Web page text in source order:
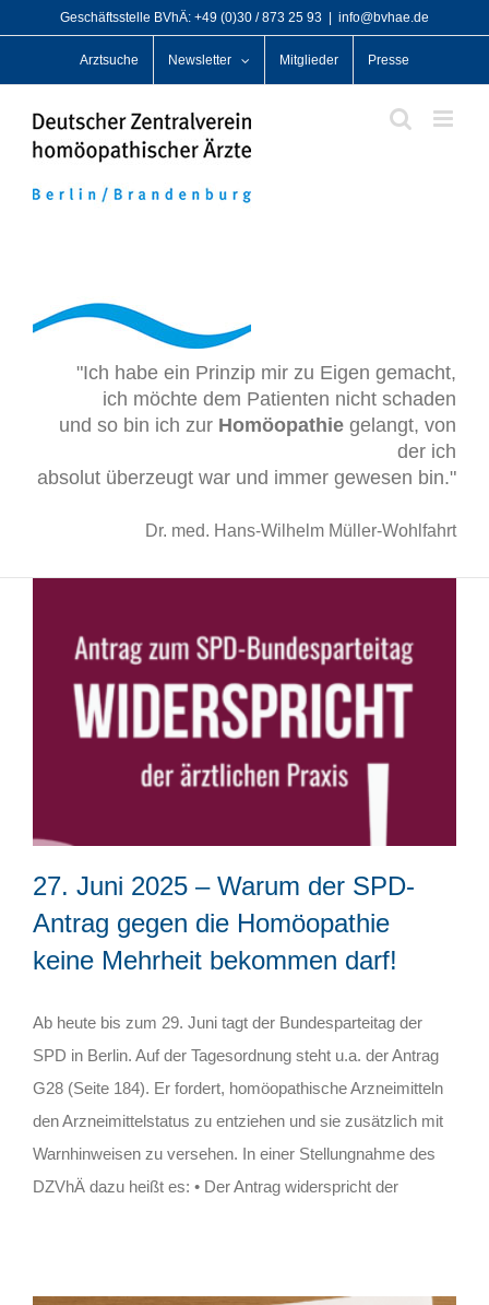
springen
Geschäftsstelle BVhÄ: +49 (0)30 / 873 25 93 info@bvhae.de
Arztsuche Newsletter Mitglieder Presse
"Ich habe ein Prinzip mir zu Eigen gemacht,
ich möchte dem Patienten nicht schaden
und so bin ich zur Homöopathie gelangt, von
der ich
absolut überzeugt war und immer gewesen bin."
Dr. med. Hans-Wilhelm Müller-Wohlfahrt
27. Juni 2025 – Warum der SPD-
Antrag gegen die Homöopathie
keine Mehrheit bekommen darf!
Ab heute bis zum 29. Juni tagt der Bundesparteitag der
SPD in Berlin. Auf der Tagesordnung steht u.a. der Antrag
G28 (Seite 184). Er fordert, homöopathische Arzneimitteln
den Arzneimittelstatus zu entziehen und sie zusätzlich mit
Warnhinweisen zu versehen. In einer Stellungnahme des
DZVhÄ dazu heißt es: • Der Antrag widerspricht der